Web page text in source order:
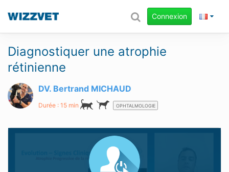
Connexion
Diagnostiquer une atrophie
rétinienne
DV. Bertrand MICHAUD
Durée : 15 min OPHTALMOLOGIE